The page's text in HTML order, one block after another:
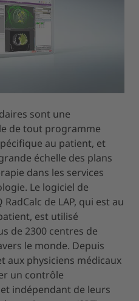
sont une
de tout programme
au patient, et
échelle des plans
dans les services
Le logiciel de
de LAP, qui est au
est utilisé
de 2300 centres de
le monde. Depuis
aux physiciens médicaux
un contrôle
indépendant de leurs